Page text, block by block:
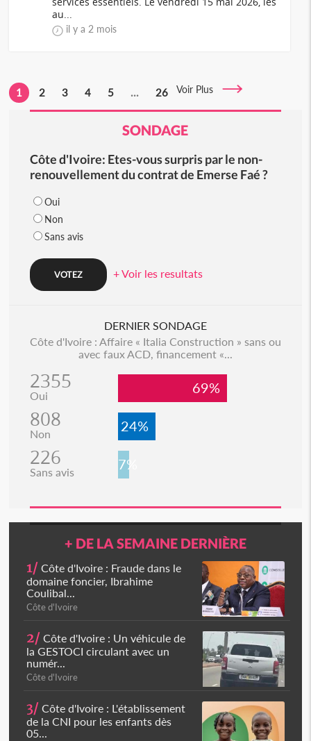
au...
il y a 2 mois
1 2 3 4 5 ... 26 Voir Plus
SONDAGE
Côte d'Ivoire: Etes-vous surpris par le non-
renouvellement du contrat de Emerse Faé ?
Oui
Non
Sans avis
+ Voir les resultats
DERNIER SONDAGE
Côte d'Ivoire : Affaire « Italia Construction » sans ou
avec faux ACD, financement «...
2355
Oui 69%
808
Non 24%
226
Sans avis 7%
+ DE LA SEMAINE DERNIÈRE
1/ Côte d'Ivoire : Fraude dans le
domaine foncier, Ibrahime
Coulibal...
Côte d'Ivoire
2/ Côte d'Ivoire : Un véhicule de
la GESTOCI circulant avec un
numér...
Côte d'Ivoire
3/ Côte d'Ivoire : L'établissement
de la CNI pour les enfants dès
05...